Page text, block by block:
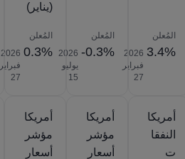
المُعلن
3.4%
2026‎
فبراير
‎27
المُعلن
-0.3%
2026‎
يوليو
‎15
(يناير)
المُعلن
0.3%
2026‎
فبراير
‎27
أمريكا
النفقا
ت
أمريكا
مؤشر
أسعار
أمريكا
مؤشر
أسعار